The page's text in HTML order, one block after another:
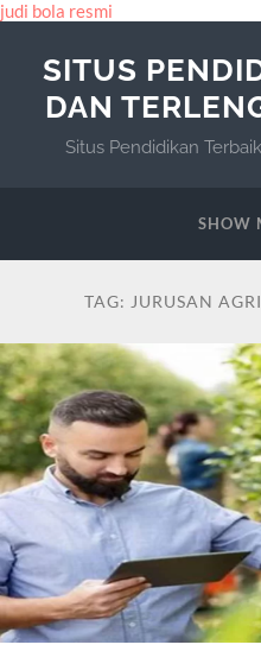
judi bola resmi
SITUS
DAN
Situs Pendidikan
SHOW
TAG: JURUSAN